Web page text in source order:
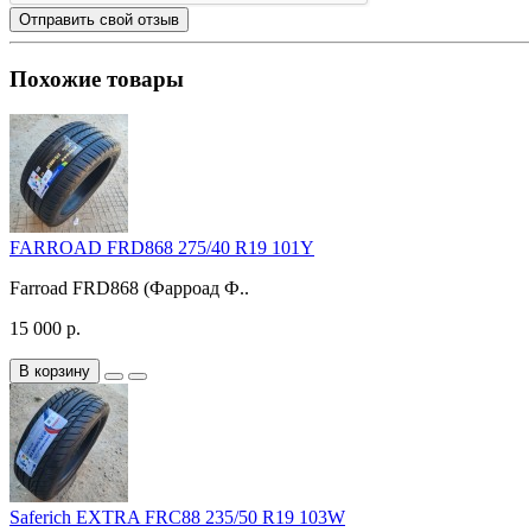
Отправить свой отзыв
Похожие товары
FARROAD FRD868 275/40 R19 101Y
Farroad FRD868 (Фарроад Ф..
15 000 р.
В корзину
Saferich EXTRA FRC88 235/50 R19 103W